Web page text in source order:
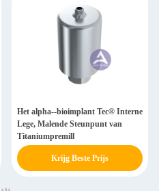
Het alpha--bioimplant Tec® Interne
Lege, Malende Steunpunt van
Titaniumpremill
Krijg Beste Prijs